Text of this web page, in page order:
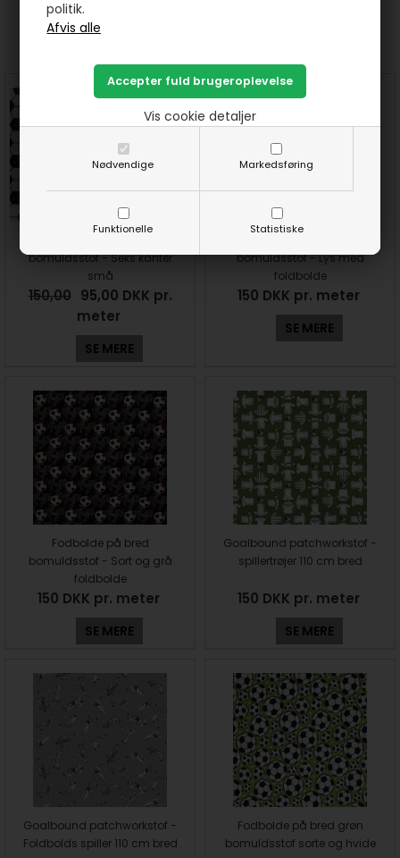
politik.
Nødvendige Markedsføring
Funktionelle Statistiske
Vis cookie detaljer
bomuldsstof - Seks kanter
små
150,00 95,00 DKK pr.
meter
SE MERE
bomuldsstof - Lys med
foldbolde
150 DKK pr. meter
SE MERE
Fodbolde på bred
bomuldsstof - Sort og grå
foldbolde
150 DKK pr. meter
SE MERE
Goalbound patchworkstof -
spillertrøjer 110 cm bred
150 DKK pr. meter
SE MERE
Goalbound patchworkstof -
Foldbolds spiller 110 cm bred
Fodbolde på bred grøn
bomuldsstof sorte og hvide